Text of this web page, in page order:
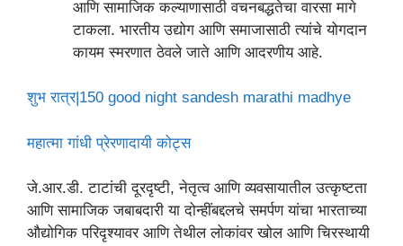
आणि सामाजिक कल्याणासाठी वचनबद्धतेचा वारसा मागे
टाकला. भारतीय उद्योग आणि समाजासाठी त्यांचे योगदान
कायम स्मरणात ठेवले जाते आणि आदरणीय आहे.
शुभ रात्र|150 good night sandesh marathi madhye
महात्मा गांधी प्रेरणादायी कोट्स
जे.आर.डी. टाटांची दूरदृष्टी, नेतृत्व आणि व्यवसायातील उत्कृष्टता
आणि सामाजिक जबाबदारी या दोन्हींबद्दलचे समर्पण यांचा भारताच्या
औद्योगिक परिदृश्यावर आणि तेथील लोकांवर खोल आणि चिरस्थायी